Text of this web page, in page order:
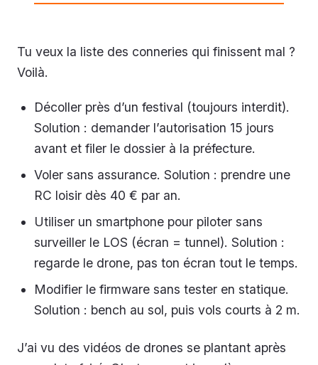
Tu veux la liste des conneries qui finissent mal ?
Voilà.
Décoller près d’un festival (toujours interdit).
Solution : demander l’autorisation 15 jours
avant et filer le dossier à la préfecture.
Voler sans assurance. Solution : prendre une
RC loisir dès 40 € par an.
Utiliser un smartphone pour piloter sans
surveiller le LOS (écran = tunnel). Solution :
regarde le drone, pas ton écran tout le temps.
Modifier le firmware sans tester en statique.
Solution : bench au sol, puis vols courts à 2 m.
J’ai vu des vidéos de drones se plantant après